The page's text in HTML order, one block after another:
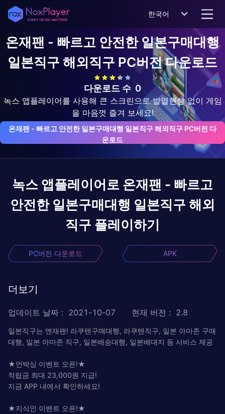
한국어
온재팬 - 빠르고 안전한 일본구매대행
일본직구 해외직구 PC버전 다운로드
다운로드 수 0
녹스 앱플레이어를 사용해 큰 스크린으로 발열현상 없이 게임
을 마음껏 즐겨 보세요!
온재팬 - 빠르고 안전한 일본구매대행 일본직구 해외직구 PC버전 다
운로드
녹스 앱플레이어로 온재팬 - 빠르고
안전한 일본구매대행 일본직구 해외
직구 플레이하기
PC버전 다운로드 APK
더보기
업데이트 날짜 : 2021-10-07 현재 버전 : 2.8
일본직구는 엔재팬! 라쿠텐구매대행, 라쿠텐직구, 일본 아마존 구매
대행, 일본 아마존 직구, 일본배송대행, 일본배대지 등 서비스 제공
★언박싱 이벤트 오픈!★
적립금 최대 23,000원 지급!
지금 APP 내에서 확인하세요!
★지식인 이벤트 오픈!★